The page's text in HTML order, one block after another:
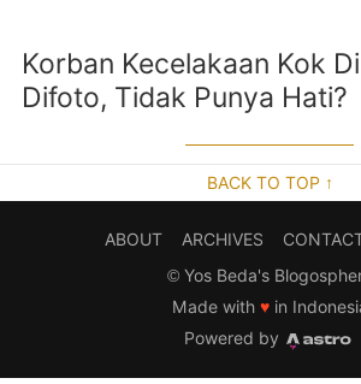
Korban Kecelakaan Kok
Difoto, Tidak Punya Hati?
BACK TO TOP ↑
ABOUT ARCHIVES
© Yos Beda's
Made with ♥in
Powered by